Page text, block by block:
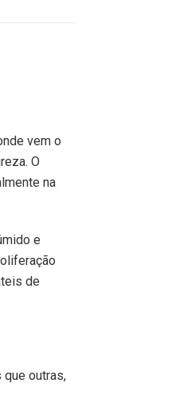
vem o
O
na
e
de
outras,